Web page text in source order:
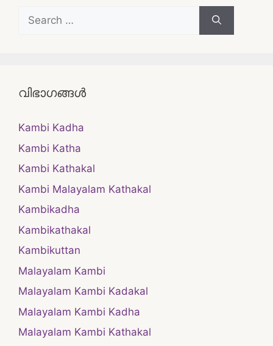
Search
for:
വിഭാഗങ്ങൾ
Kambi Kadha
Kambi Katha
Kambi Kathakal
Kambi Malayalam Kathakal
Kambikadha
Kambikathakal
Kambikuttan
Malayalam Kambi
Malayalam Kambi Kadakal
Malayalam Kambi Kadha
Malayalam Kambi Kathakal